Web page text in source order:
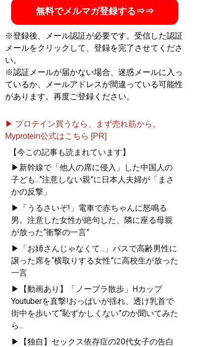
無料でメルマガ登録する⇒⇒
※登録後、メール認証が必要です。受信した認証
メールをクリックして、登録を完了させてくださ
い。
※認証メールが届かない場合、迷惑メールに入っ
ているか、メールアドレスが間違っている可能性
があります。再度ご登録ください。
▶ プロテイン買うなら、まず売れ筋から。
Myprotein公式はこちら [PR]
【今この記事も読まれています】
▶新幹線で「他人の席に侵入」した中国人の
子ども...“注意しない親”に日本人夫婦が「まさ
かの反撃」
▶「うるさいぞ!」電車で赤ちゃんに怒鳴る
男。注意した女性が絶句した、隣に座る母親
が放った“衝撃の一言”
▶「お姉さんじゃなくて...」バスで高齢男性に
譲った席を“横取りする女性”に高校生が放った
一言
▶【動画あり】「ノーブラ散歩」Hカップ
Youtuberを直撃!おっぱいが揺れ、透け乳首で
街中を歩いて“恥ずかしくない”のか聞いてみた
ら...
▶【独自】セックス依存症の20代女子の告白